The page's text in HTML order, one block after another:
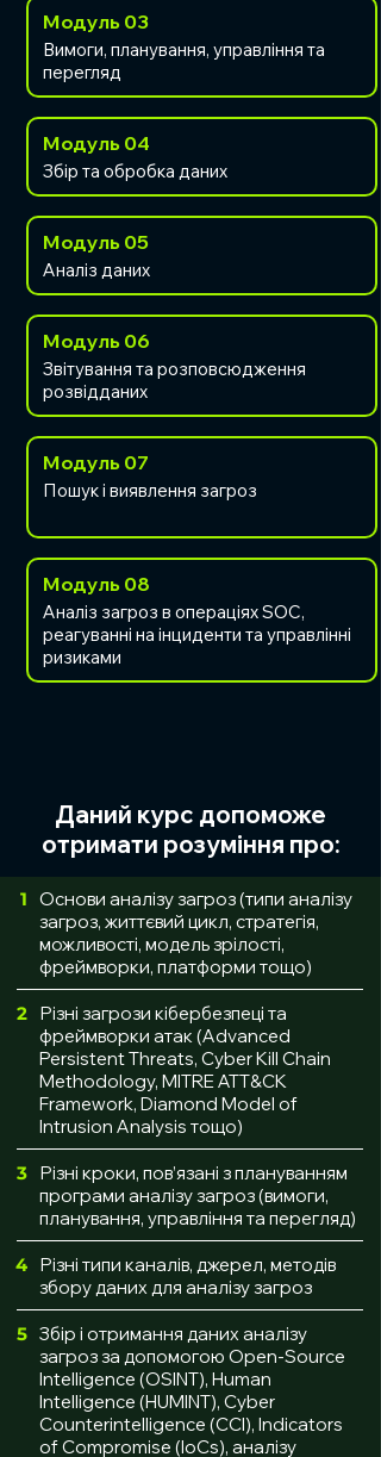
Модуль 03
Вимоги, планування, управління та
перегляд
Модуль 04
Збір та обробка даних
Модуль 05
Аналіз даних
Модуль 06
Звітування та розповсюдження
розвідданих
Модуль 07
Пошук і виявлення загроз
Модуль 08
Аналіз загроз в операціях SOC,
реагуванні на інциденти та управлінні
ризиками
Даний курс допоможе
отримати розуміння про:
1 Основи аналізу загроз (типи аналізу
загроз, життєвий цикл, стратегія,
можливості, модель зрілості,
фреймворки, платформи тощо)
2 Різні загрози кібербезпеці та
фреймворки атак (Advanced
Persistent Threats, Cyber Kill Chain
Methodology, MITRE ATT&CK
Framework, Diamond Model of
Intrusion Analysis тощо)
3 Різні кроки, пов’язані з плануванням
програми аналізу загроз (вимоги,
планування, управління та перегляд)
4 Різні типи каналів, джерел, методів
збору даних для аналізу загроз
5 Збір і отримання даних аналізу
загроз за допомогою Open-Source
Intelligence (OSINT), Human
Intelligence (HUMINT), Cyber
Counterintelligence (CCI), Indicators
of Compromise (IoCs), аналізу